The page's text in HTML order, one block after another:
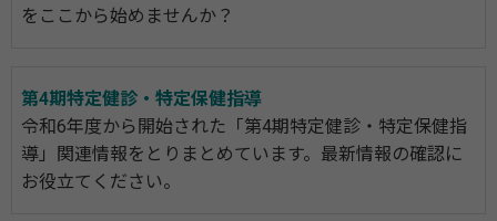
をここから始めませんか？
第4期特定健診・特定保健指導
令和6年度から開始された「第4期特定健診・特定保健指
導」関連情報をとりまとめています。最新情報の確認に
お役立てください。